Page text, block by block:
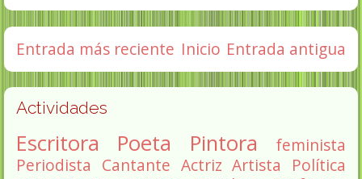
Entrada más reciente Entrada antigua
Inicio
Actividades
Escritora Poeta Pintora
feminista
Periodista Cantante Actriz Artista
Política